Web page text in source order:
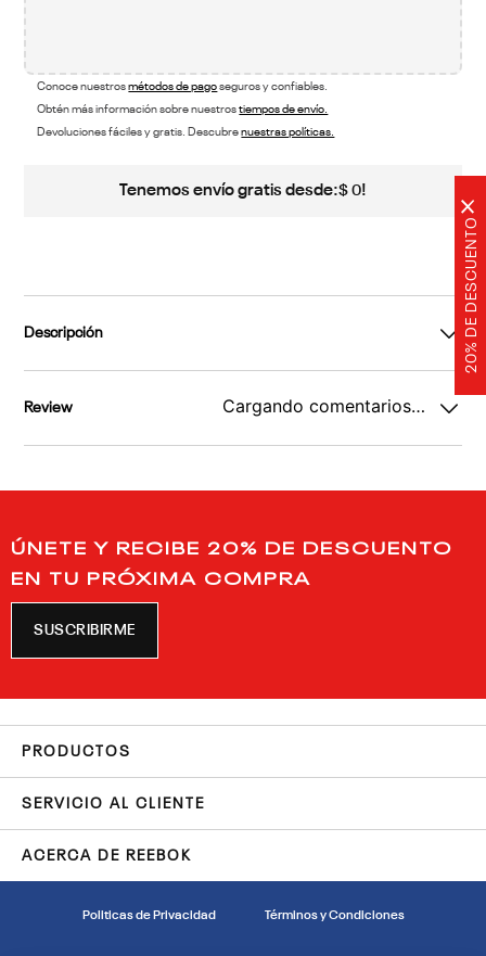
20% DE DESCUENTO
×
Conoce nuestrosmétodos de pagoseguros y confiables.
Obtén más información sobre nuestrostiempos de envío.
Devoluciones fáciles y gratis. Descubrenuestras políticas.
Tenemos envío gratis desde:$ 0!
Descripción
Review Cargando comentarios…
ÚNETE Y RECIBE 20% DE DESCUENTO
EN TU PRÓXIMA COMPRA
SUSCRIBIRME
PRODUCTOS
SERVICIO AL CLIENTE
ACERCA DE REEBOK
Politicas de Privacidad Términos y Condiciones